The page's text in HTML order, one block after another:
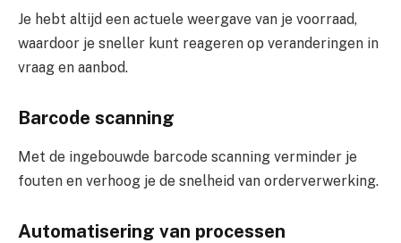
Je hebt altijd een actuele weergave van je voorraad,
waardoor je sneller kunt reageren op veranderingen in
vraag en aanbod.
Barcode scanning
Met de ingebouwde barcode scanning verminder je
fouten en verhoog je de snelheid van orderverwerking.
Automatisering van processen